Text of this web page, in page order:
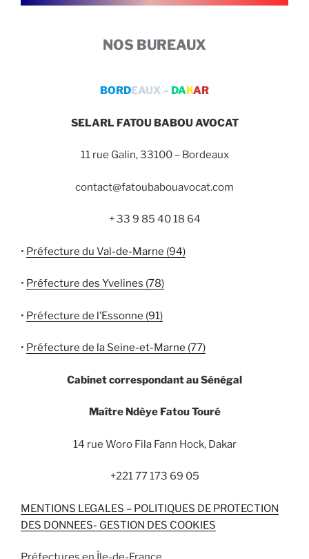
NOS BUREAUX
BORDEAUX – DAKAR
SELARL FATOU BABOU AVOCAT
11 rue Galin, 33100 – Bordeaux
contact@fatoubabouavocat.com
+ 33 9 85 40 18 64
• Préfecture du Val-de-Marne (94)
• Préfecture des Yvelines (78)
• Préfecture de l’Essonne (91)
• Préfecture de la Seine-et-Marne (77)
Cabinet correspondant au Sénégal
Maître Ndèye Fatou Touré
14 rue Woro Fila Fann Hock, Dakar
+221 77 173 69 05
MENTIONS LEGALES – POLITIQUES DE PROTECTION
DES DONNEES- GESTION DES COOKIES